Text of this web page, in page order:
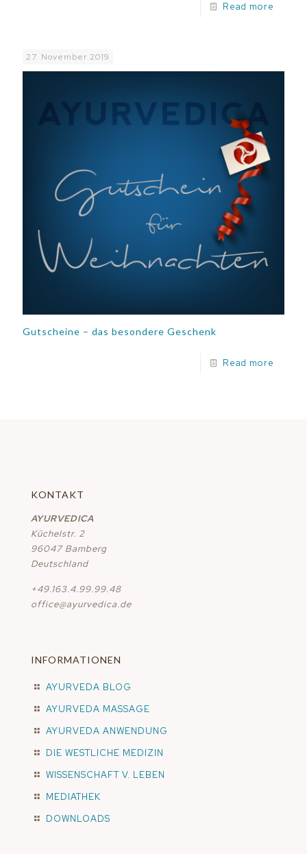
Read more
27. November 2019
Gutscheine – das besondere Geschenk
Read more
KONTAKT
AYURVEDICA
Küchelstr. 2
96047 Bamberg
Deutschland
+49.163.4.99.99.48
office@ayurvedica.de
INFORMATIONEN
AYURVEDA BLOG
AYURVEDA MASSAGE
AYURVEDA ANWENDUNG
DIE WESTLICHE MEDIZIN
WISSENSCHAFT V. LEBEN
MEDIATHEK
DOWNLOADS